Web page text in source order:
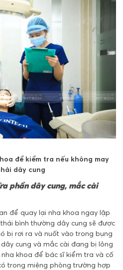
để kiểm tra nếu không may
dây cung
phần dây cung, mắc cài
để quay lại nha khoa ngay lập
bình thường dây cung sẽ được
bị rơi ra và nuốt vào trong bụng
cung và mắc cài đang bị lỏng
khoa để bác sĩ kiểm tra và cố
trong miệng phòng trường hợp